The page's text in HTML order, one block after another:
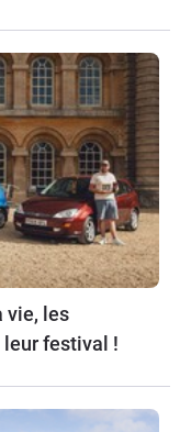
vie, les
festival !